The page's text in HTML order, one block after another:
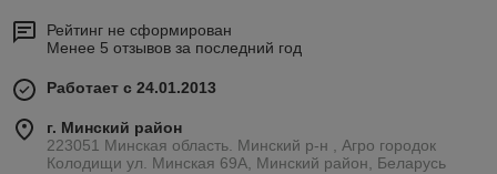
Рейтинг не сформирован
Менее 5 отзывов за последний год
Работает с 24.01.2013
г. Минский район
223051 Минская область. Минский р-н , Агро городок
Колодищи ул. Минская 69А, Минский район, Беларусь